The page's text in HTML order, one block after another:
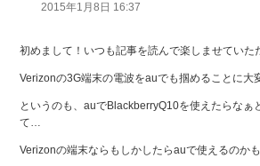
り:
2015年1月8日 16:37
初めまして！いつも記事を読んで楽しませていた
Verizonの3G端末の電波をauでも掴めることに大
というのも、auでBlackberryQ10を使えたらなぁ
て…
Verizonの端末ならもしかしたらauで使えるのか